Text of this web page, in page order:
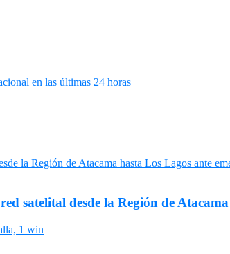
en las últimas 24 horas
satelital desde la Región de